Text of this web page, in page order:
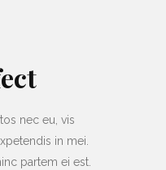
nec eu, vis
in mei.
partem ei est.